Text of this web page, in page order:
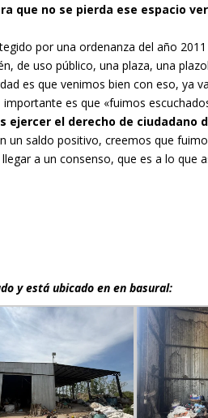
que no se pierda ese espacio
por una ordenanza del año
de uso público, una plaza, una
es que venimos bien con eso, ya
es que «fuimos
ejercer el derecho de ciudadano
un saldo positivo, creemos que
a un consenso, que es a lo que
y está ubicado en en basural: